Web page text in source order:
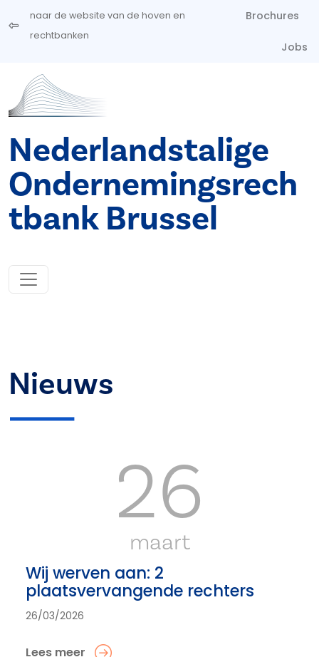
Overslaan en naar de inhoud gaan
naar de website van de hoven en
rechtbanken
Brochures
Jobs
Nederlandstalige
Ondernemingsrech
tbank Brussel
Nieuws
26
maart
Wij werven aan: 2
plaatsvervangende rechters
26/03/2026
Lees meer